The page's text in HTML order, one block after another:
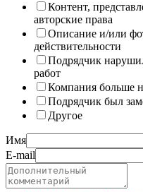
Контент,
авторские права
Описание и/или
действительности
Подрядчик
работ
Компания больше
Подрядчик был
Другое
Имя
E-mail